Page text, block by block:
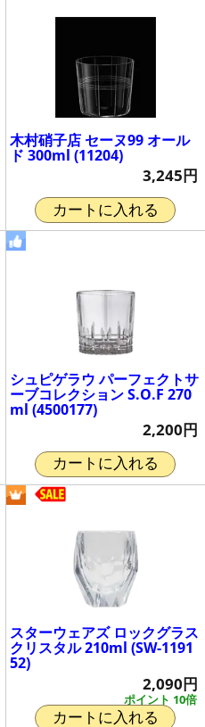
木村硝子店 セーヌ99 オール
ド 300ml (11204)
3,245円
カートに入れる
シュピゲラウ パーフェクトサ
ーブコレクション S.O.F 270
ml (4500177)
2,200円
カートに入れる
スターウェアズ ロックグラス
クリスタル 210ml (SW-1191
52)
ポイント 10倍
2,090円
カートに入れる